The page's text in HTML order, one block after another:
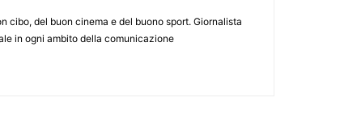
cibo, del buon cinema e del buono sport. Giornalista
in ogni ambito della comunicazione